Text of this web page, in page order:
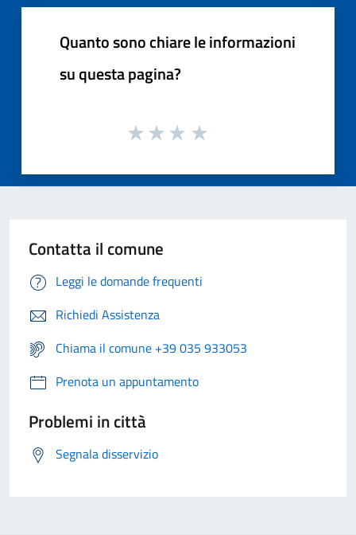
Quanto sono chiare le informazioni
su questa pagina?
Contatta il comune
Leggi le domande frequenti
Richiedi Assistenza
Chiama il comune +39 035 933053
Prenota un appuntamento
Problemi in città
Segnala disservizio